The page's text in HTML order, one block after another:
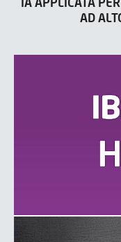
IA APPLICATA
AD